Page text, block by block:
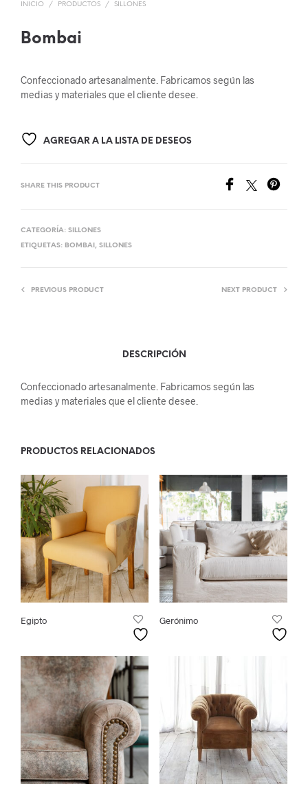
INICIO / PRODUCTOS / SILLONES
Bombai
Confeccionado artesanalmente. Fabricamos según las
medias y materiales que el cliente desee.
AGREGAR A LA LISTA DE DESEOS
SHARE THIS PRODUCT
CATEGORÍA: SILLONES
ETIQUETAS: BOMBAI , SILLONES
PREVIOUS PRODUCT NEXT PRODUCT
DESCRIPCIÓN
Confeccionado artesanalmente. Fabricamos según las
medias y materiales que el cliente desee.
PRODUCTOS RELACIONADOS
Egipto Gerónimo